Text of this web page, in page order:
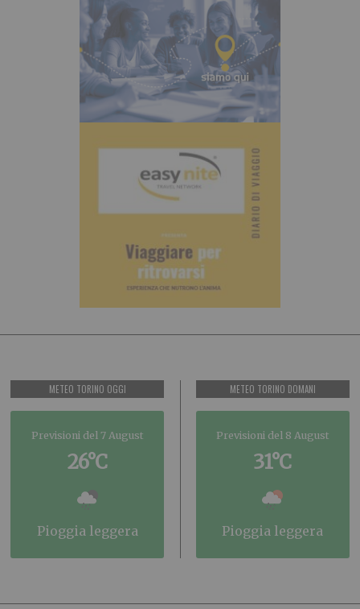
METEO TORINO OGGI
Previsioni del 7 August
26°C
pioggia leggera
METEO TORINO DOMANI
Previsioni del 8 August
31°C
pioggia leggera